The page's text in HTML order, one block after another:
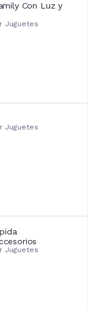
Con Luz y
Juguetes
Juguetes
Juguetes